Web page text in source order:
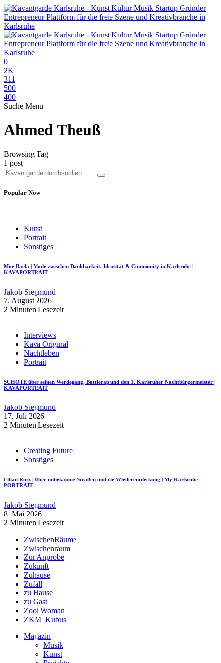
0
2K
311
500
400
Suche Menu
Ahmed Theuß
Browsing Tag
1 post
Popular Now
Kunst
Portrait
Sonstiges
Moe Baela | Mode zwischen Dankbarkeit, Identität & Community in Karlsruhe |
KAVAPORTRAIT
Jakob Siegmund
7. August 2026
2 Minuten Lesezeit
Interviews
Kava Original
Nachtleben
Portrait
SCHOTE über seinen Werdegang, Battlerap und den 1. Karlsruher Nachtbürgermeister |
KAVAPORTRAIT
Jakob Siegmund
17. Juli 2026
2 Minuten Lesezeit
Creating Future
Sonstiges
Lilian Rutz | Über unbekannte Straßen und die Wiederentdeckung | My Karlsruhe
PORTRAIT
Jakob Siegmund
8. Mai 2026
2 Minuten Lesezeit
ZwischenRäume
Zwischenraum
Zur Anprobe
Zukunft
Zuhause
Zufall
zu Hause
zu Gast
Zoot Woman
ZKM_Kubus
Magazin
Musik
Kunst